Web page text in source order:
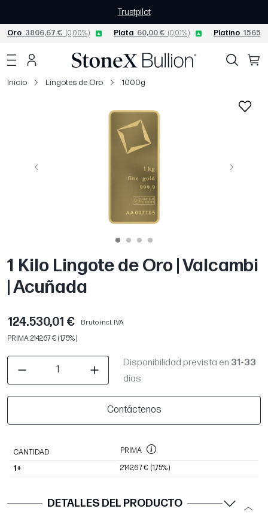
Trustpilot
Oro 3806,67 € (0,00%) Plata 60,00 € (0,01%) Platino
Inicio Lingotes de Oro 1000g
Página anterior Siguiente
1 Kilo Lingote de Oro | Valcambi
| Acuñada
124.530,01 €
Bruto incl. IVA
PRIMA: 2142,67 € (1,75%)
Disponibilidad prevista en 31-33
días
Contáctenos
CANTIDAD PRIMA
1+ 2142,67 € (1,75%)
DETALLES DEL PRODUCTO